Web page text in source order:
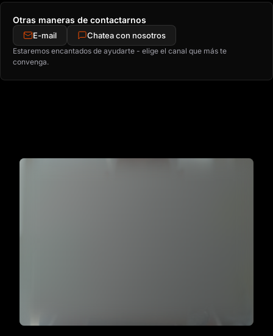
Otras maneras de contactarnos
E-mail Chatea con nosotros
Estaremos encantados de ayudarte - elige el canal que más te
convenga.